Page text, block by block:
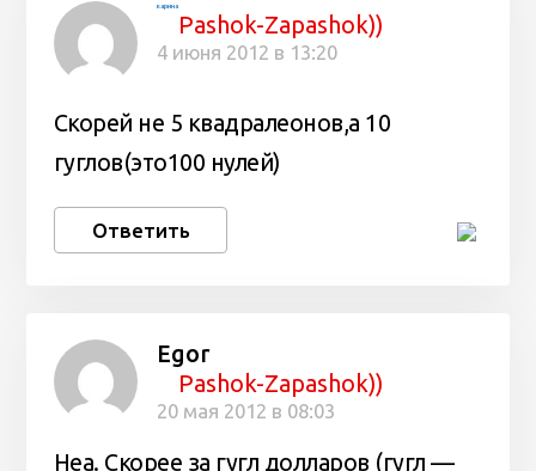
карина
Pashok-Zapashok))
4 июня 2012 в 13:20
Скорей не 5 квадралеонов,а 10
гуглов(это100 нулей)
Ответить
Egor
Pashok-Zapashok))
20 мая 2012 в 08:03
Неа. Скорее за гугл долларов (гугл —